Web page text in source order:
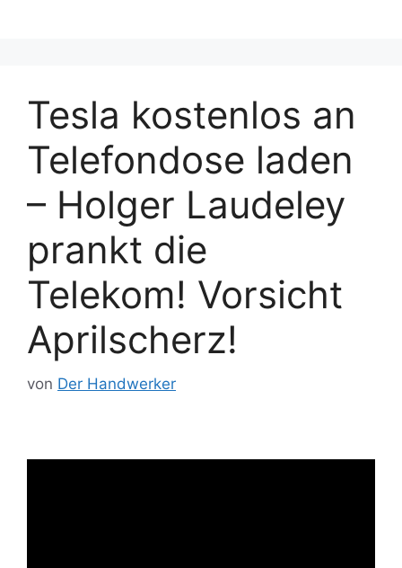
Tesla kostenlos an
Telefondose laden
– Holger Laudeley
prankt die
Telekom! Vorsicht
Aprilscherz!
von Der Handwerker